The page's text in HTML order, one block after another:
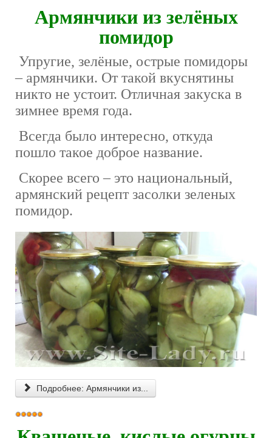
Армянчики из зелёных
помидор
Упругие, зелёные, острые помидоры
– армянчики. От такой вкуснятины
никто не устоит. Отличная закуска в
зимнее время года.
Всегда было интересно, откуда
пошло такое доброе название.
Скорее всего – это национальный,
армянский рецепт засолки зеленых
помидор.
Подробнее: Армянчики из...
Рейтинг: